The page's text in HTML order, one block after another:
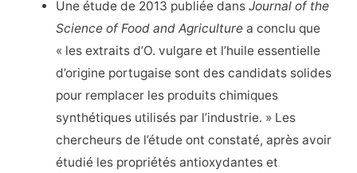
Une étude de 2013 publiée dansJournal of the
Science of Food and Agriculture a conclu que
« les extraits d’O. vulgare et l’huile essentielle
d’origine portugaise sont des candidats solides
pour remplacer les produits chimiques
synthétiques utilisés par l’industrie. » Les
chercheurs de l’étude ont constaté, après avoir
étudié les propriétés antioxydantes et